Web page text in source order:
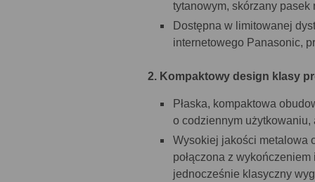
tytanowym, skórzany
Dostępna w limitowanej
internetowego Panasonic,
2. Kompaktowy design klasy
Płaska, kompaktowa
o codziennym
Wysokiej jakości metalowa
połączona z
jednocześnie klasyczny